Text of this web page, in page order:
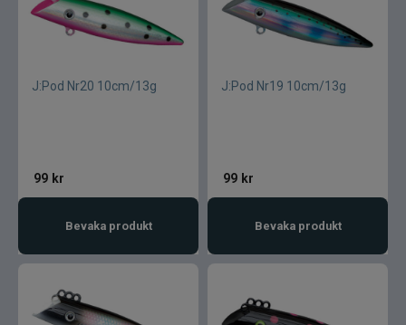
J:Pod Nr20 10cm/13g
99 kr
Bevaka produkt
J:Pod Nr19 10cm/13g
99 kr
Bevaka produkt